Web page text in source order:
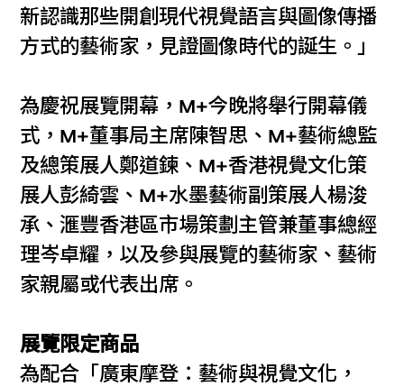
新認識那些開創現代視覺語言與圖像傳播
方式的藝術家，見證圖像時代的誕生。」
為慶祝展覽開幕，M+今晚將舉行開幕儀
式，M+董事局主席陳智思、M+藝術總監
及總策展人鄭道鍊、M+香港視覺文化策
展人彭綺雲、M+水墨藝術副策展人楊浚
承、滙豐香港區市場策劃主管兼董事總經
理岑卓耀，以及參與展覽的藝術家、藝術
家親屬或代表出席。
展覽限定商品
為配合「廣東摩登：藝術與視覺文化，